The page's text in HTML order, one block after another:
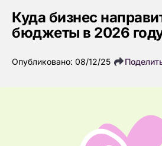
Куда бизнес
бюджеты в 2026
Опубликовано: 08/12/25